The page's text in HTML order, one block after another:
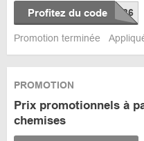
Profitez du code
Promotion terminée
PROMOTION
Prix promotionnels à
chemises